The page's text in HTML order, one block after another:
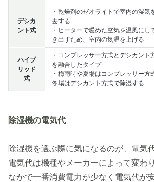
デシカ
ント式
・乾燥剤のゼオライトで室内の湿気
去する
・ヒーターで暖めた空気を温風にし
き出すため、室内の気温を上げる
ハイブ
リッド
式
・コンプレッサー方式とデシカント
を融合したタイプ
・梅雨時や夏場はコンプレッサー方
冬場はデシカント方式で除湿する
除湿機の電気代
除湿機を選ぶ際に気になるのが、電気代
電気代は機種やメーカーによって変わ
なかで一番消費電力が少なく電気代が